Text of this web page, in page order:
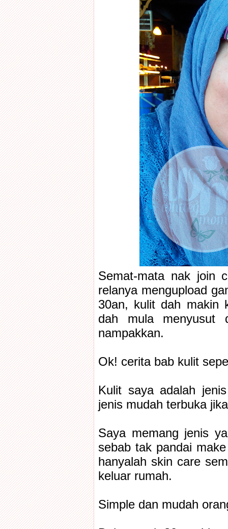
Semat-mata nak join
relanya mengupload
30an, kulit dah makin
dah mula menyusut
nampakkan.
Ok! cerita bab kulit
Kulit saya adalah
jenis mudah terbuka
Saya memang jenis
sebab tak pandai
hanyalah skin care
keluar rumah.
Simple dan mudah